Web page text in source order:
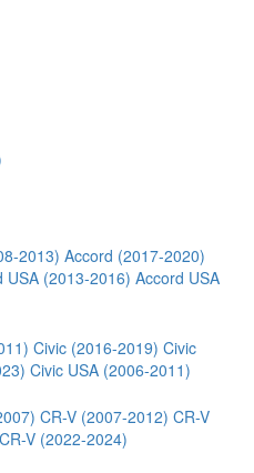
2013) Accord (2017-2020)
USA (2013-2016) Accord USA
Civic (2016-2019) Civic
Civic USA (2006-2011)
CR-V (2007-2012) CR-V
CR-V (2022-2024)